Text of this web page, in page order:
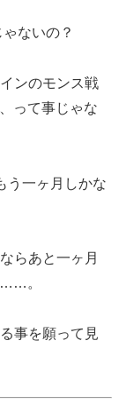
ないの？
ンのモンス戦
って事じゃな
う一ヶ月しかな
らあと一ヶ月
……。
事を願って見